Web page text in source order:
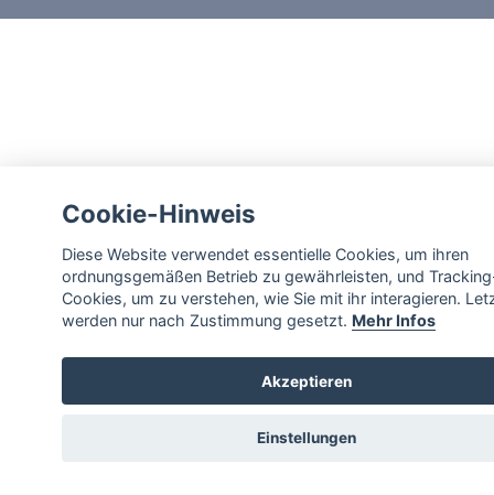
Cookie-Hinweis
Diese Website verwendet essentielle Cookies, um ihren
ordnungsgemäßen Betrieb zu gewährleisten, und
Cookies, um zu verstehen, wie Sie mit ihr interagieren.
werden nur nach Zustimmung gesetzt. Mehr Infos
Akzeptieren
Einstellungen